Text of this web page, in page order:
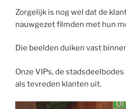
Zorgelijk is nog wel dat de
nauwgezet filmden met hun
Die beelden duiken vast
Onze VIPs, de
als tevreden klanten uit.